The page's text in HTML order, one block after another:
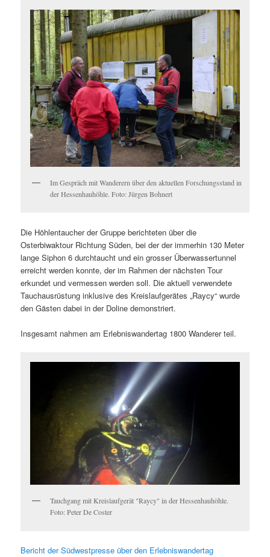
Im Gespräch mit Wanderern über den aktuellen Forschungsstand in
der Hessenhauhöhle. Foto: Jürgen Bohnert
Die Höhlentaucher der Gruppe berichteten über die
Osterbiwaktour Richtung Süden, bei der der immerhin 130 Meter
lange Siphon 6 durchtaucht und ein grosser Überwassertunnel
erreicht werden konnte, der im Rahmen der nächsten Tour
erkundet und vermessen werden soll. Die aktuell verwendete
Tauchausrüstung inklusive des Kreislaufgerätes „Raycy“ wurde
den Gästen dabei in der Doline demonstriert.
Insgesamt nahmen am Erlebniswandertag 1800 Wanderer teil.
Tauchgang mit Kreislaufgerät "Raycy" in der Hessenhauhöhle.
Foto: Peter De Coster
Bericht der Südwestpresse über den Erlebniswandertag